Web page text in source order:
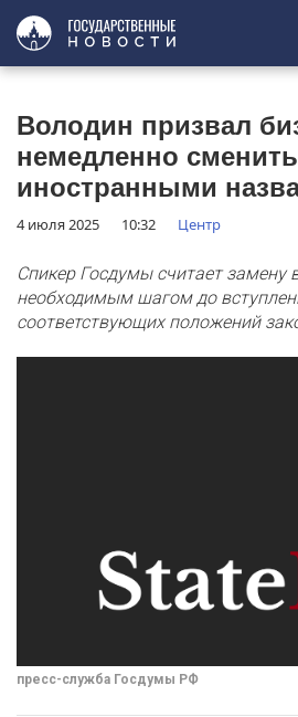
Володин призвал
немедленно
иностранными
4 июля 2025 10:32 Центр
Спикер Госдумы считает замену
необходимым шагом до
соответствующих положений
пресс-служба Госдумы РФ